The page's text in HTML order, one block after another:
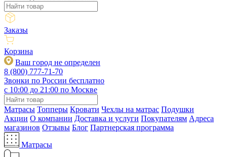
Заказы
Корзина
Ваш город не определен
8 (800) 777-71-70
Звонки по России бесплатно
c 10:00 до 21:00 по Москве
Матрасы Топперы Кровати Чехлы на матрас Подушки
Акции О компании Доставка и услуги Покупателям Адреса
магазинов Отзывы Блог Партнерская программа
Матрасы